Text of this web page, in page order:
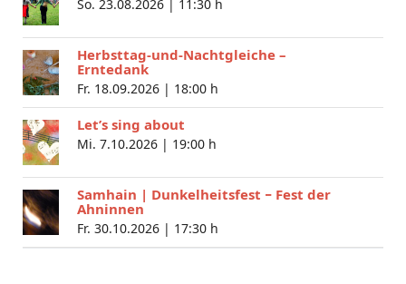
So. 23.08.2026 | 11:30 h
Herbsttag-und-Nachtgleiche –
Erntedank
Fr. 18.09.2026 | 18:00 h
Let’s sing about
Mi. 7.10.2026 | 19:00 h
Samhain | Dunkelheitsfest − Fest der
Ahninnen
Fr. 30.10.2026 | 17:30 h